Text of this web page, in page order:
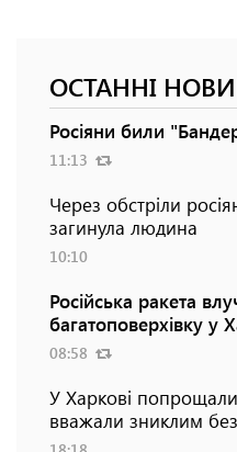
ОСТАННІ
Росіяни били
11:13
Через обстріли
загинула людина
10:10
Російська ракета
багатоповерхівку у
08:58
У Харкові
вважали зниклим